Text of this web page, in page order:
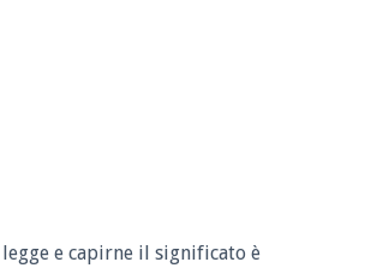
e capirne il significato è